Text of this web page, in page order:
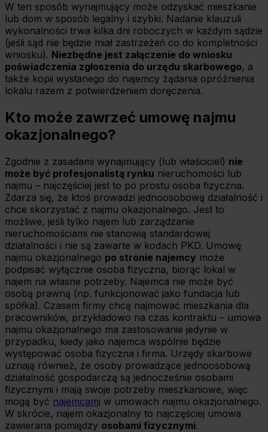
W ten sposób wynajmujący może odzyskać mieszkanie
lub dom w sposób legalny i szybki. Nadanie klauzuli
wykonalności trwa kilka dni roboczych w każdym sądzie
(jeśli sąd nie będzie miał zastrzeżeń co do kompletności
wniosku). Niezbędne jest załączenie do wniosku
poświadczenia zgłoszenia do urzędu skarbowego, a
także kopii wysłanego do najemcy żądania opróżnienia
lokalu razem z potwierdzeniem doręczenia.
Kto może zawrzeć umowę najmu
okazjonalnego?
Zgodnie z zasadami wynajmujący (lub właściciel) nie
może być profesjonalistą rynku nieruchomości lub
najmu – najczęściej jest to po prostu osoba fizyczna.
Zdarza się, że ktoś prowadzi jednoosobową działalność i
chce skorzystać z najmu okazjonalnego. Jest to
możliwe, jeśli tylko najem lub zarządzanie
nieruchomościami nie stanowią standardowej
działalności i nie są zawarte w kodach PKD. Umowę
najmu okazjonalnego po stronie najemcy może
podpisać wyłącznie osoba fizyczna, biorąc lokal w
najem na własne potrzeby. Najemca nie może być
osobą prawną (np. funkcjonować jako fundacja lub
spółka). Czasem firmy chcą najmować mieszkania dla
pracowników, przykładowo na czas kontraktu – umowa
najmu okazjonalnego ma zastosowanie jedynie w
przypadku, kiedy jako najemca wspólnie będzie
występować osoba fizyczna i firma. Urzędy skarbowe
uznają również, że osoby prowadzące jednoosobową
działalność gospodarczą są jednocześnie osobami
fizycznymi i mają swoje potrzeby mieszkaniowe, więc
mogą być najemcami w umowach najmu okazjonalnego.
W skrócie, najem okazjonalny to najczęściej umowa
zawierana pomiędzy osobami fizycznymi.